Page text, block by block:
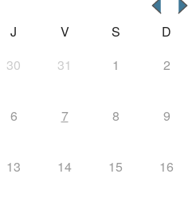
J V S
D
30 31 1 2
6 7 8 9
13 14 15 16